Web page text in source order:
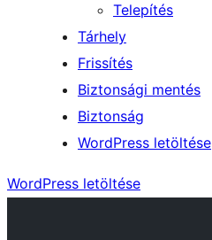
Telepítés
Tárhely
Frissítés
Biztonsági mentés
Biztonság
WordPress letöltése
WordPress letöltése